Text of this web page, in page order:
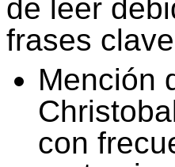
de leer
frases
Mención
con